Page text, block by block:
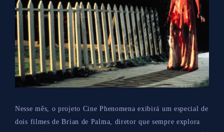
Nesse mês, o projeto Cine Phenomena exibirá um especial de
dois filmes de Brian de Palma, diretor que sempre explora